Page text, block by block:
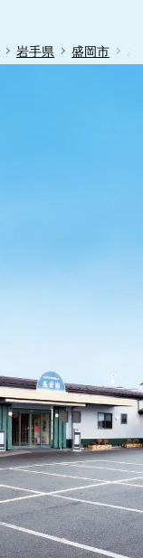
岩手県 盛岡市